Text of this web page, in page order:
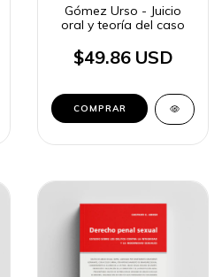
Gómez Urso - Juicio
oral y teoría del caso
$49.86 USD
COMPRAR